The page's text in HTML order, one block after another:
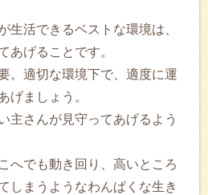
生活できるベストな環境は、
あげることです。
。適切な環境下で、適度に運
げましょう。
主さんが見守ってあげるよう
へでも動き回り、高いところ
しまうようなわんぱくな生き